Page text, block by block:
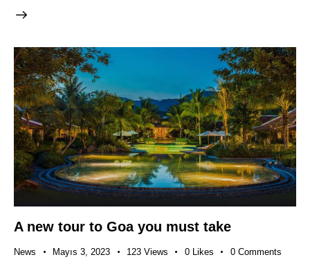
A new tour to Goa you must take
News Mayıs 3, 2023 123 Views 0 Likes 0 Comments